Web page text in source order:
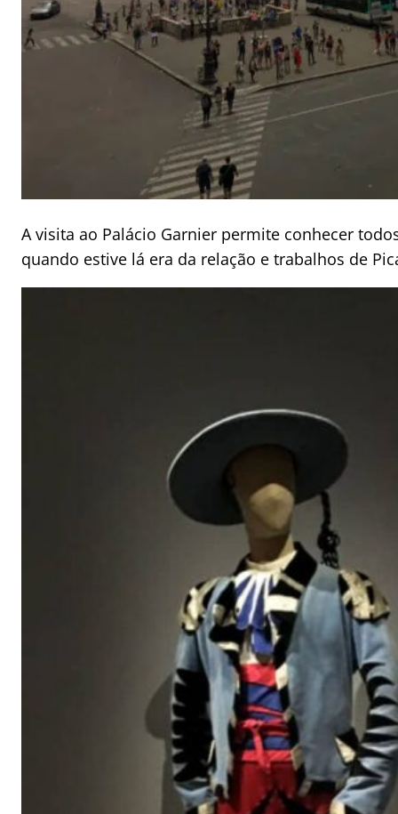
A visita ao Palácio Garnier permite conhecer
quando estive lá era da relação e trabalhos de